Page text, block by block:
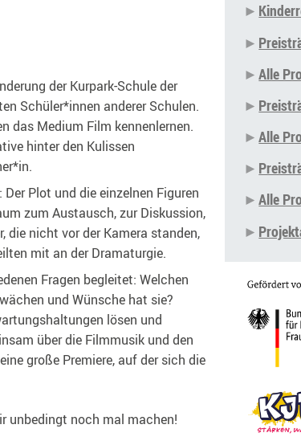
der Kurpark-Schule der
Schüler*innen anderer Schulen.
das Medium Film kennenlernen.
hinter den Kulissen
Plot und die einzelnen Figuren
zum Austausch, zur Diskussion,
die nicht vor der Kamera standen,
mit an der Dramaturgie.
Fragen begleitet: Welchen
und Wünsche hat sie?
lösen und
über die Filmmusik und den
große Premiere, auf der sich die
unbedingt noch mal machen!
Alle
Alle
Alle